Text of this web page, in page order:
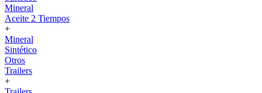
Mineral
Aceite 2 Tiempos
+
Mineral
Sintético
Otros
Trailers
+